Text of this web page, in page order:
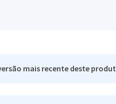
mais recente deste